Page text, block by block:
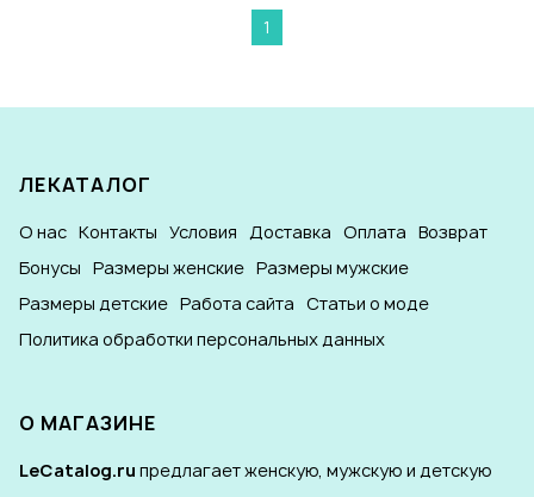
1
ЛЕКАТАЛОГ
О нас Контакты Условия Доставка Оплата Возврат
Бонусы Размеры женские Размеры мужские
Размеры детские Работа сайта Статьи о моде
Политика обработки персональных данных
О МАГАЗИНЕ
LeCatalog.ru предлагает женскую, мужскую и детскую